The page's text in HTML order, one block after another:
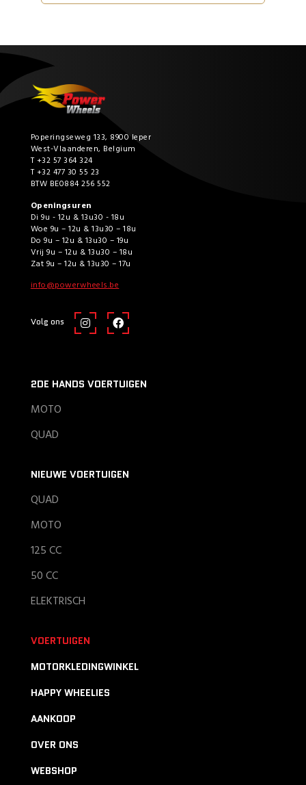
Poperingseweg 133, 8900 Ieper
West-Vlaanderen, Belgium
T +32 57 364 324
T +32 477 30 55 23
BTW BE0884 256 552
Openingsuren
Di 9u - 12u & 13u30 - 18u
Woe 9u – 12u & 13u30 – 18u
Do 9u – 12u & 13u30 – 19u
Vrij 9u – 12u & 13u30 – 18u
Zat 9u – 12u & 13u30 – 17u
info@powerwheels.be
Volg ons
2DE HANDS VOERTUIGEN
MOTO
QUAD
NIEUWE VOERTUIGEN
QUAD
MOTO
125 CC
50 CC
ELEKTRISCH
VOERTUIGEN
MOTORKLEDINGWINKEL
HAPPY WHEELIES
AANKOOP
OVER ONS
WEBSHOP